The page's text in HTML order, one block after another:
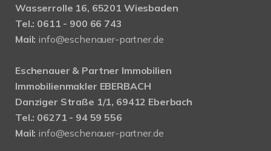
Wasserrolle 16, 65201 Wiesbaden
Tel.: 0611 - 900 66 743
Mail: info@eschenauer-partner.de
Eschenauer & Partner Immobilien
Immobilienmakler EBERBACH
Danziger Straße 1/1, 69412 Eberbach
Tel.: 06271 - 94 59 556
Mail: info@eschenauer-partner.de